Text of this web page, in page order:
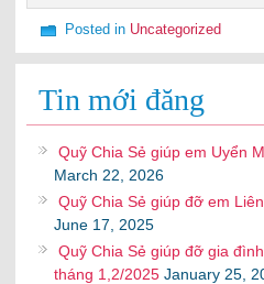
Posted in Uncategorized
Tin mới đăng
Quỹ Chia Sẻ giúp em Uyển
March 22, 2026
Quỹ Chia Sẻ giúp đỡ em
June 17, 2025
Quỹ Chia Sẻ giúp đỡ gia
tháng 1,2/2025 January 25,